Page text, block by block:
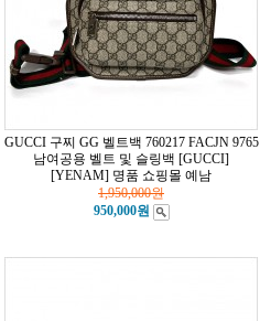
GUCCI 구찌 GG 벨트백 760217 FACJN 9765
남여공용 벨트 및 슬링백 [GUCCI]
[YENAM] 명품 쇼핑몰 예남
1,950,000원
950,000원